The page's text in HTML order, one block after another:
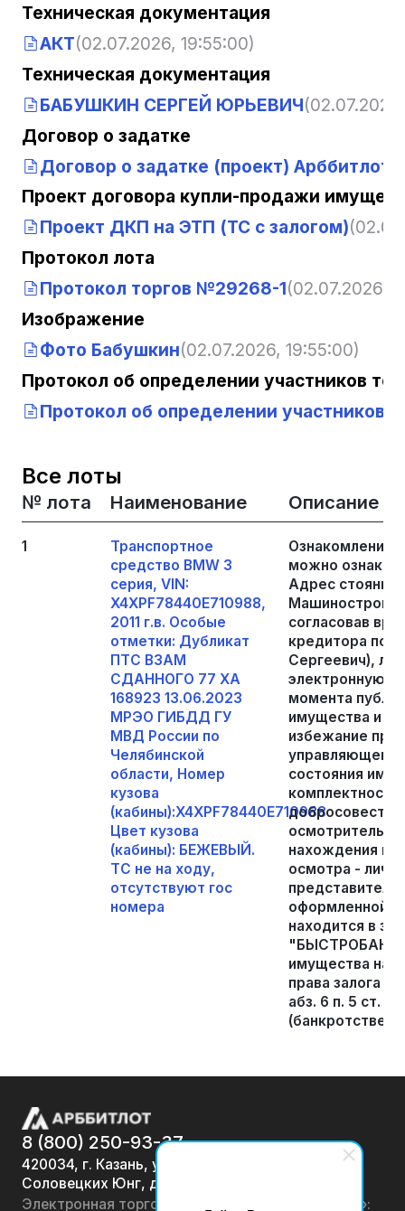
Техническая документация
АКТ(02.07.2026, 19:55:00)
Техническая документация
БАБУШКИН СЕРГЕЙ ЮРЬЕВИЧ
Договор о задатке
Договор о задатке (проект) Арббитлот
Проект договора купли-продажи
Проект ДКП на ЭТП (ТС с залогом)
Протокол лота
Протокол торгов №29268-1(02.07.2026,
Изображение
Фото Бабушкин(02.07.2026, 19:55:00)
Протокол об определении участников
Протокол об определении участников
Все лоты
№ лота Наименование Описание
1
Транспортное
средство BMW 3
серия, VIN:
X4XPF78440E710988,
2011 г.в. Особые
отметки: Дубликат
ПТС ВЗАМ
СДАННОГО 77 ХА
168923 13.06.2023
МРЭО ГИБДД ГУ
МВД России по
Челябинской
области, Номер
кузова
(кабины):X4XPF78440E710988
Цвет кузова
(кабины): БЕЖЕВЫЙ.
ТС не на ходу,
отсутствуют гос
номера
можно
Адрес стоянки
согласовав
кредитора по
Сергеевич),
электронную
момента
имущества и
избежание
управляющему,
состояния
нахождения
осмотра -
оформленной
находится в
"БЫСТРОБАНК",
имущества на
права залога
абз. 6 п. 5 ст.
8 (800) 250-93-37
420034, г. Казань, ул.
Соловецких Юнг, д. 7
Электронная торговая площадка «АРББИТЛОТ»: